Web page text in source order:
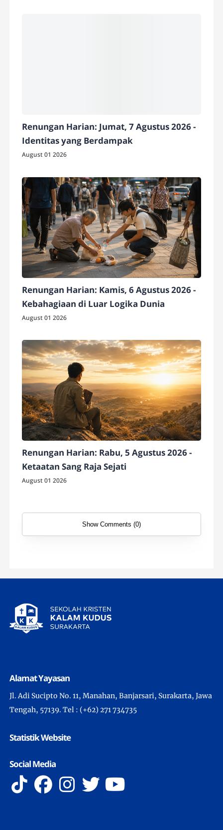
Renungan Harian: Jumat, 7 Agustus 2026 -
Identitas yang Berdampak
August 01 2026
Renungan Harian: Kamis, 6 Agustus 2026 -
Kebahagiaan di Luar Logika Dunia
August 01 2026
Renungan Harian: Rabu, 5 Agustus 2026 -
Ketaatan Sang Raja Sejati
August 01 2026
Show Comments (0)
Alamat Yayasan
Jl. Adi Sucipto No. 11, Manahan, Banjarsari, Surakarta, Jawa
Tengah, 57139. Tel : (+62) 271 734735
Statistik Website
Social Media